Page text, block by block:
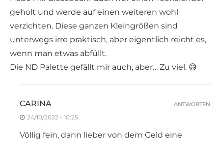
geholt und werde auf einen weiteren wohl
verzichten. Diese ganzen Kleingrößen sind
unterwegs irre praktisch, aber eigentlich reicht es,
wenn man etwas abfüllt.
Die ND Palette gefällt mir auch, aber… Zu viel. 😅
CARINA
24/10/2022 - 10:25
Völlig fein, dann lieber von dem Geld eine
ANTWORTEN